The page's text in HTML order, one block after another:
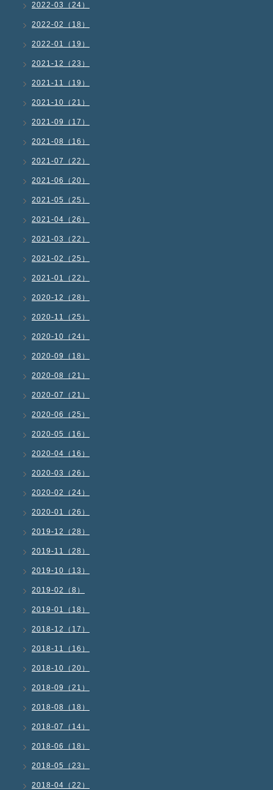
2022-03（24）
2022-02（18）
2022-01（19）
2021-12（23）
2021-11（19）
2021-10（21）
2021-09（17）
2021-08（16）
2021-07（22）
2021-06（20）
2021-05（25）
2021-04（26）
2021-03（22）
2021-02（25）
2021-01（22）
2020-12（28）
2020-11（25）
2020-10（24）
2020-09（18）
2020-08（21）
2020-07（21）
2020-06（25）
2020-05（16）
2020-04（16）
2020-03（26）
2020-02（24）
2020-01（26）
2019-12（28）
2019-11（28）
2019-10（13）
2019-02（8）
2019-01（18）
2018-12（17）
2018-11（16）
2018-10（20）
2018-09（21）
2018-08（18）
2018-07（14）
2018-06（18）
2018-05（23）
2018-04（22）